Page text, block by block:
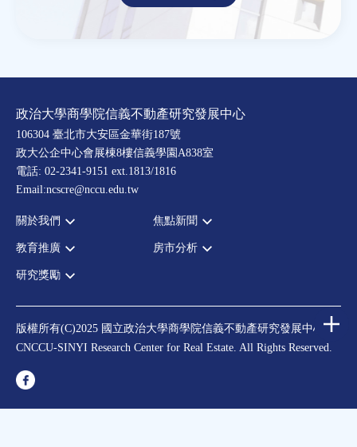
政治大學商學院信義不動產研究發展中心
106304 臺北市大安區金華街187號
政大公企中心會展棟8樓信義學園A838室
電話: 02-2341-9151 ext.1813/1816
Email:ncscre@nccu.edu.tw
關於我們
宗旨願景
設置辦法
指導委員
中心成員
聯絡我們
焦點新聞
全部新聞
法律新訊
教育推廣
全部活動
理財規劃講座
不動產學程支援
房市分析
研究獎勵
住宅學會論文獎支援
都市計劃學會論文獎支援
版權所有(C)2025 國立政治大學商學院信義不動產研究發展中心
CNCCU-SINYI Research Center for Real Estate. All Rights Reserved.